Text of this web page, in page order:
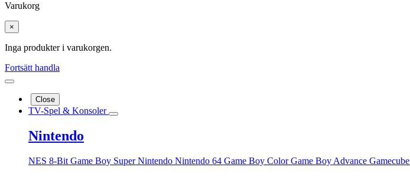
Varukorg
×
Inga produkter i varukorgen.
Fortsätt handla
Close
TV-Spel & Konsoler
Nintendo
NES 8-Bit Game Boy Super Nintendo Nintendo 64 Game Boy ColorGame Boy Advance Gamecube